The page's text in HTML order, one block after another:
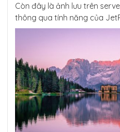
Còn đây là ảnh lưu trên
thông qua tính năng của